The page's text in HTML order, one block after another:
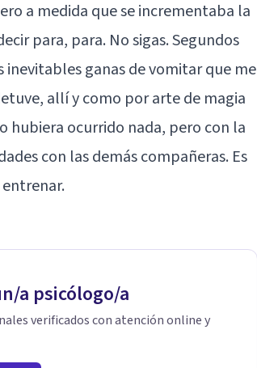
a medida que se incrementaba la
para, para. No sigas. Segundos
inevitables ganas de vomitar que me
allí y como por arte de magia
hubiera ocurrido nada, pero con la
con las demás compañeras. Es
a psicólogo/a
verificados con atención online y